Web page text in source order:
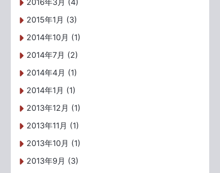
2016年3月 (4)
2015年1月 (3)
2014年10月 (1)
2014年7月 (2)
2014年4月 (1)
2014年1月 (1)
2013年12月 (1)
2013年11月 (1)
2013年10月 (1)
2013年9月 (3)